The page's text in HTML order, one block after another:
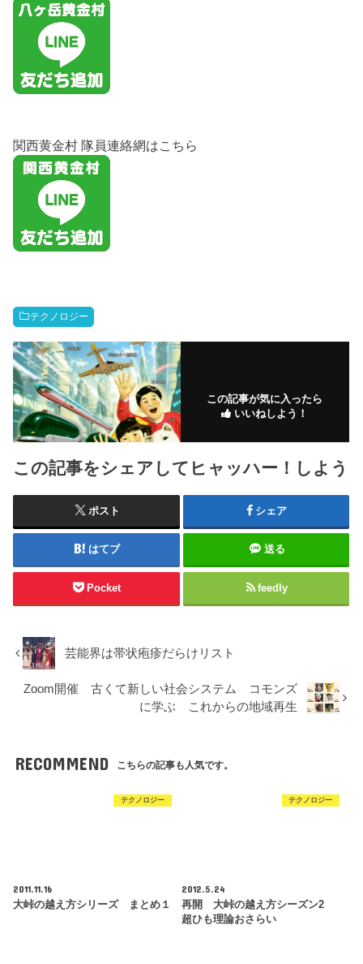
関西黄金村 隊員連絡網はこちら
テクノロジー
この記事が気に入ったら
いいねしよう！
この記事をシェアしてヒャッハー！しよう
ポスト シェア
はてブ 送る
Pocket feedly
芸能界は帯状疱疹だらけリスト
Zoom開催 古くて新しい社会システム コモンズ
に学ぶ これからの地域再生
RECOMMEND こちらの記事も人気です。
テクノロジー
2011.11.16
大峠の越え方シリーズ まとめ１
テクノロジー
2012.5.24
再開 大峠の越え方シーズン2
超ひも理論おさらい